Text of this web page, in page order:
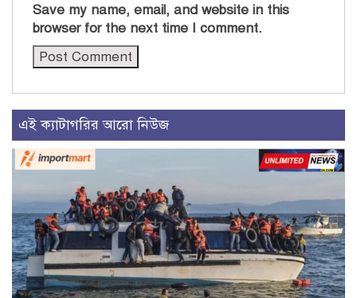
Save my name, email, and website in this
browser for the next time I comment.
এই ক্যাটাগরির আরো নিউজ